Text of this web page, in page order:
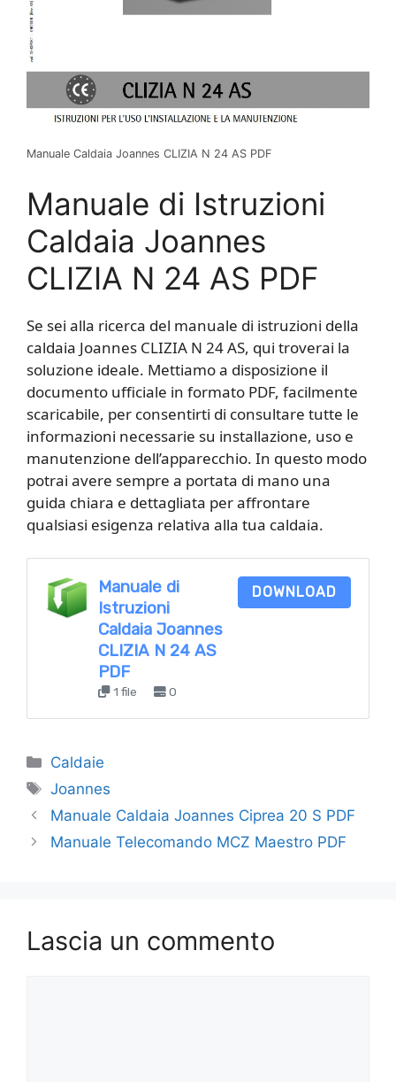
Manuale Caldaia Joannes CLIZIA N 24 AS PDF
Manuale di Istruzioni
Caldaia Joannes
CLIZIA N 24 AS PDF
Se sei alla ricerca del manuale di istruzioni della
caldaia Joannes CLIZIA N 24 AS, qui troverai la
soluzione ideale. Mettiamo a disposizione il
documento ufficiale in formato PDF, facilmente
scaricabile, per consentirti di consultare tutte le
informazioni necessarie su installazione, uso e
manutenzione dell’apparecchio. In questo modo
potrai avere sempre a portata di mano una
guida chiara e dettagliata per affrontare
qualsiasi esigenza relativa alla tua caldaia.
Manuale di
Istruzioni
Caldaia Joannes
CLIZIA N 24 AS
PDF
1 file 0
DOWNLOAD
Categorie
Caldaie
Tag
Joannes
Manuale Caldaia Joannes Ciprea 20 S PDF
Manuale Telecomando MCZ Maestro PDF
Lascia un commento